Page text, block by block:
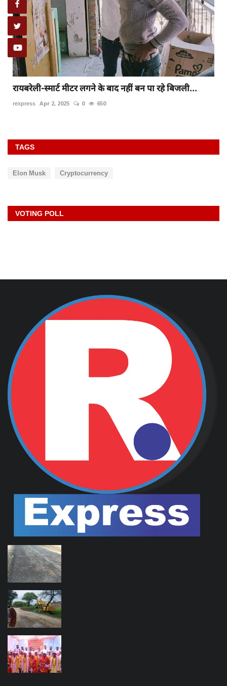
रायबरेली-स्मार्ट मीटर लगने के बाद नहीं बन पा रहे बिजली...
rexpress Apr 2, 2025 0 650
TAGS
Elon Musk Cryptocurrency
VOTING POLL